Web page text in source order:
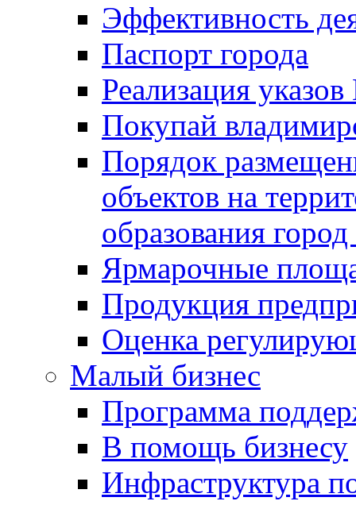
Эффективность
Паспорт города
Реализация
Покупай
Порядок
объектов на
образования
Ярмарочные
Продукция
Оценка
Малый бизнес
Программа
В помощь бизнесу
Инфраструктура